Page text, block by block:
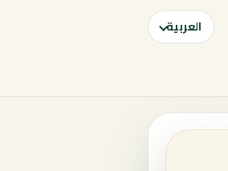
العربية